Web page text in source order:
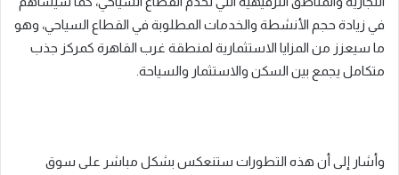
في زيادة حجم الأنشطة والخدمات المطلوبة في القطاع السياحي، وهو
ما سيعزز من المزايا الاستثمارية لمنطقة غرب القاهرة كمركز جذب
متكامل يجمع بين السكن والاستثمار والسياحة.
وأشار إلى أن هذه التطورات ستنعكس بشكل مباشر على سوق